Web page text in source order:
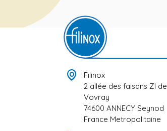
Filinox
2 allée des faisans ZI de
Vovray
74600 ANNECY Seynod
France Metropolitaine